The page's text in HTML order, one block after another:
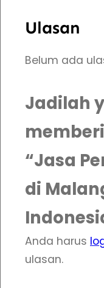
Ulasan
Belum ada
Jadilah
“Jasa
di
Anda harus
ulasan.